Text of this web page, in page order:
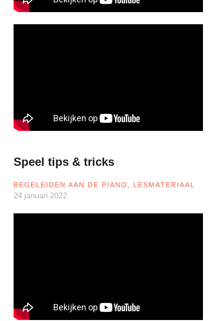
Speel tips & tricks
BEGELEIDEN AAN DE PIANO LESMATERIAAL
24 januari 2022